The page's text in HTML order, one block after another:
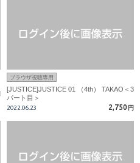
ブラウザ視聴専用
[JUSTICE]JUSTICE 01 （4th） TAKAO＜3
パート目＞
2022.06.23 2,750 円